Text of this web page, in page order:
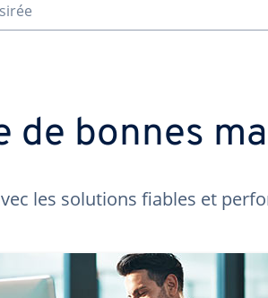
bonnes
les solutions fiables et